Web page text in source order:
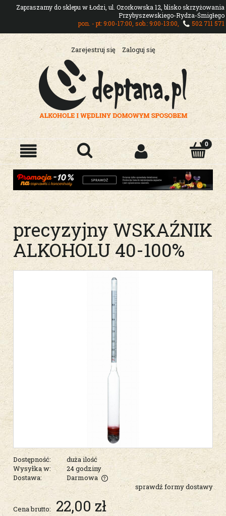
Zapraszamy do sklepu w Łodzi, ul. Ozorkowska 12, blisko skrzyżowania
Przybyszewskiego-Rydza-Śmigłego
pon. - pt: 9:00-17:00, sob.: 9:00-13:00,
502 711 571
Zarejestruj się Zaloguj się
precyzyjny WSKAŹNIK
ALKOHOLU 40-100%
Dostępność:
duża ilość
Wysyłka w:
24 godziny
Dostawa:
Darmowa
Cena nie zawiera ewentualnych kosztów płatności
sprawdź formy dostawy
Cena brutto: 22,00 zł